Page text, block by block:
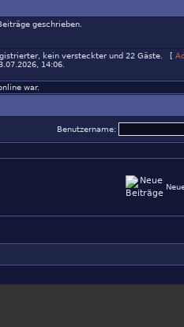
geschrieben.
kein versteckter und 22 Gäste. [
14:06.
war.
Benutzername: